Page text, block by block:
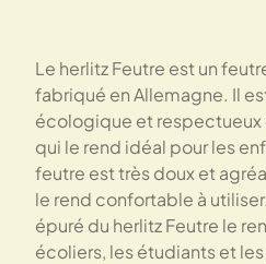
Le herlitz Feutre est un
fabriqué en Allemagne. Il
écologique et
qui le rend idéal pour les
feutre est très doux et
le rend confortable à
épuré du herlitz Feutre le
écoliers, les étudiants et